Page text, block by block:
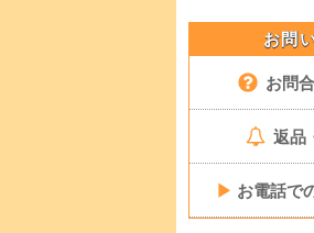
お問
お問
返品
▶ お電話で